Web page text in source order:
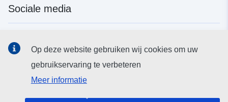
Sociale media
EU-instellingen en -organen
Op deze website gebruiken wij cookies om uw
gebruikservaring te verbeteren
Meer informatie